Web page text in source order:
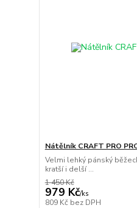
Nátělník CRAFT PRO
Velmi lehký pánský
kratší i delší ...
1 450 Kč
979 Kč/ks
809 Kč bez DPH